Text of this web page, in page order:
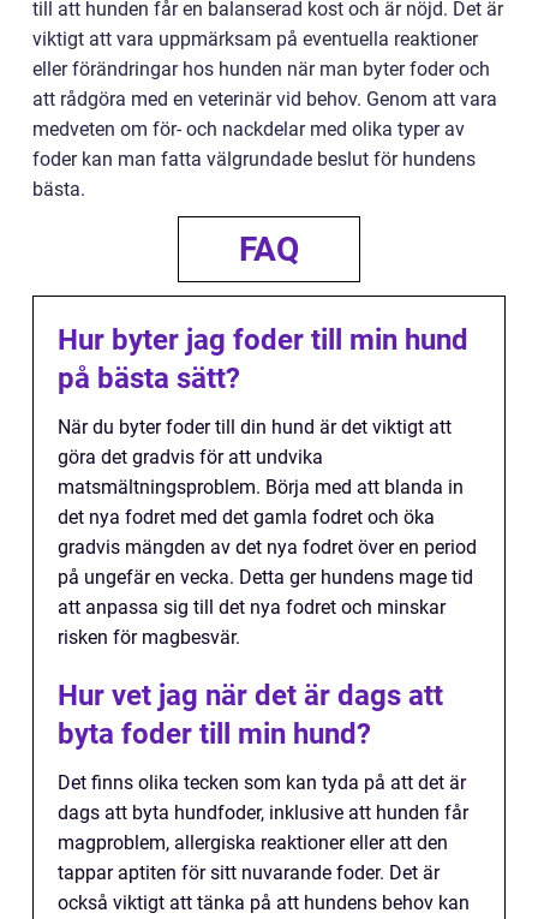
till att hunden får en balanserad kost och är nöjd. Det är
viktigt att vara uppmärksam på eventuella reaktioner
eller förändringar hos hunden när man byter foder och
att rådgöra med en veterinär vid behov. Genom att vara
medveten om för- och nackdelar med olika typer av
foder kan man fatta välgrundade beslut för hundens
bästa.
FAQ
Hur byter jag foder till min hund
på bästa sätt?
När du byter foder till din hund är det viktigt att
göra det gradvis för att undvika
matsmältningsproblem. Börja med att blanda in
det nya fodret med det gamla fodret och öka
gradvis mängden av det nya fodret över en period
på ungefär en vecka. Detta ger hundens mage tid
att anpassa sig till det nya fodret och minskar
risken för magbesvär.
Hur vet jag när det är dags att
byta foder till min hund?
Det finns olika tecken som kan tyda på att det är
dags att byta hundfoder, inklusive att hunden får
magproblem, allergiska reaktioner eller att den
tappar aptiten för sitt nuvarande foder. Det är
också viktigt att tänka på att hundens behov kan